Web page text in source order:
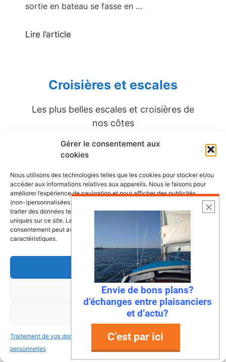
Gérer le consentement aux
cookies
Nous utilisons des technologies telles que les cookies pour stocker et/ou
accéder aux informations relatives aux appareils. Nous le faisons pour
améliorer l’expérience de navigation et pour afficher des publicités
(non-)personnalisées. Consentir à ces technologies nous autorisera à
traiter des données telles que le comportement de navigation ou les ID
uniques sur ce site. Le fait de ne pas consentir ou de retirer son
consentement peut avoir un effet négatif sur certaines fonctonnalités et
caractéristiques.
Accepter
Refuser
Voir les préférences
Traitement de vos données
personnelles
Traitement de vos données
personnelles
sortie en bateau se fasse en …
Lire l’article
Croisières et escales
Les plus belles escales et croisières de
nos côtes
Envie de fraicheur ? Larguez les
amarres direction la Normandie
Imaginez : des falaises vertigineuses qui
plongent dans une mer turquoise, des ports
Envie de bons plans?
d’échanges entre plaisanciers
et d’actu?
C’est par ici